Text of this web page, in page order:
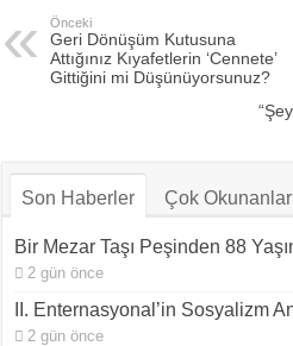
Önceki
Geri Dönüşüm Kutusuna
Attığınız Kıyafetlerin ‘Cennete’
Gittiğini mi Düşünüyorsunuz?
Son Haberler Çok Okunanlar
Bir Mezar Taşı Peşinden 88
2 gün önce
II. Enternasyonal’in Sosyalizm
2 gün önce